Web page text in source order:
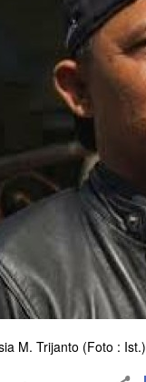
M. Trijanto (Foto : Ist.)